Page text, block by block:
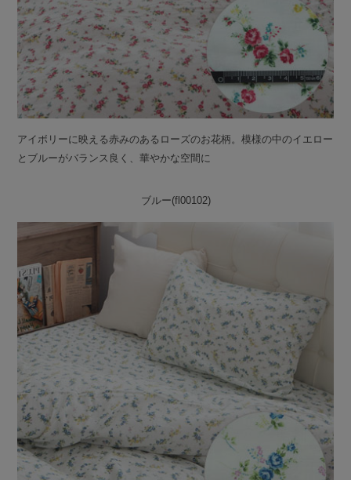
アイボリーに映える赤みのあるローズのお花柄。模様の中のイエロー
とブルーがバランス良く、華やかな空間に
ブルー(fl00102)